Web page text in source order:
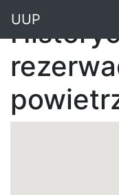
UUP